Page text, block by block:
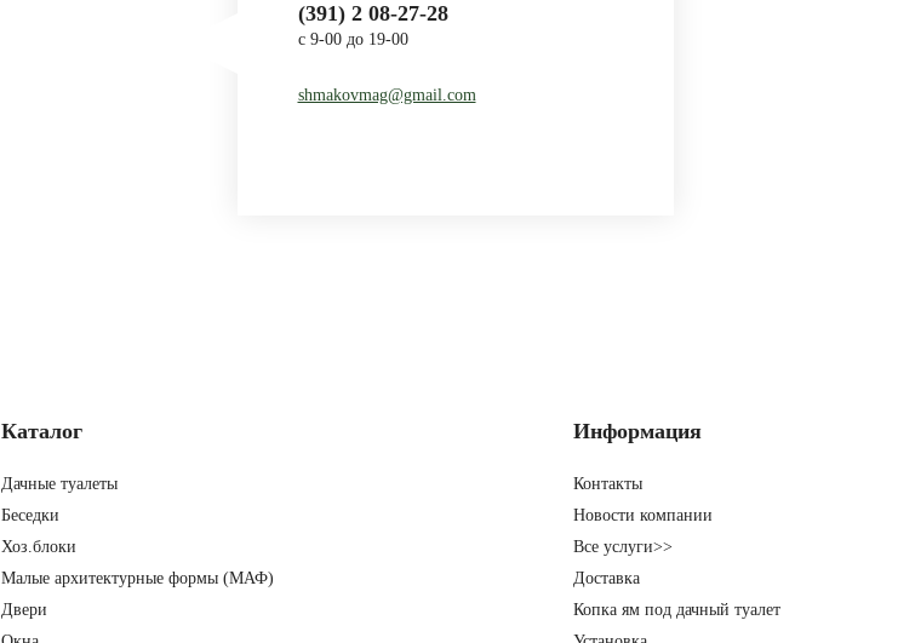
(391) 2 08-27-28
с 9-00 до 19-00
shmakovmag@gmail.com
Каталог
Дачные туалеты
Беседки
Хоз.блоки
Малые архитектурные формы (МАФ)
Двери
Информация
Контакты
Новости компании
Все услуги>>
Доставка
Копка ям под дачный туалет